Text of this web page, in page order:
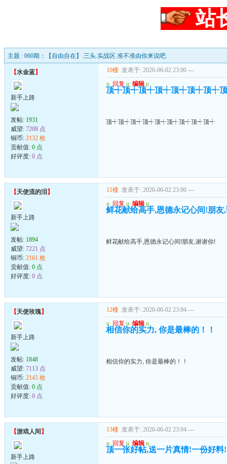
站
主题 : 060期：【自由自在】.三头.实战区.准不准由你来说吧.
【水金蓝】
新手上路
发帖: 1931
威望: 7208 点
铜币: 2132 枚
贡献值: 0 点
好评度: 0 点
10楼 发表于: 2026-06-02 23:00 ---
u 回复 u 编辑 u
顶┽顶┽顶┽顶┽顶┽顶┽顶┽
顶┽顶┽顶┽顶┽顶┽顶┽顶┽顶┽顶┽
【天使流的泪 】
新手上路
发帖: 1894
威望: 7221 点
铜币: 2161 枚
贡献值: 0 点
好评度: 0 点
11楼 发表于: 2026-06-02 23:00 ---
u 回复 u 编辑 u
鲜花献给高手,恩德永记心间!朋友
鲜花献给高手,恩德永记心间!朋友,谢谢你!
【天使玫瑰】
新手上路
发帖: 1848
威望: 7113 点
铜币: 2145 枚
贡献值: 0 点
好评度: 0 点
12楼 发表于: 2026-06-02 23:04 ---
u 回复 u 编辑 u
相信你的实力, 你是最棒的！！
相信你的实力, 你是最棒的！！
【游戏人间 】
新手上路
13楼 发表于: 2026-06-02 23:04 ---
u 回复 u 编辑 u
顶一张好帖,送一片真情!一份好料!